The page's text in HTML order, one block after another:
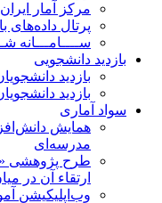
مرکز آمار ایران
پرتال داده‌های
ســــامـــانه
بازدید دانشجویی
بازدید
بازدید
سواد آماری
همایش
مدرسه‌ای
طرح پژوهشی
ارتقاء آن در
وب‌اپلیکیشن